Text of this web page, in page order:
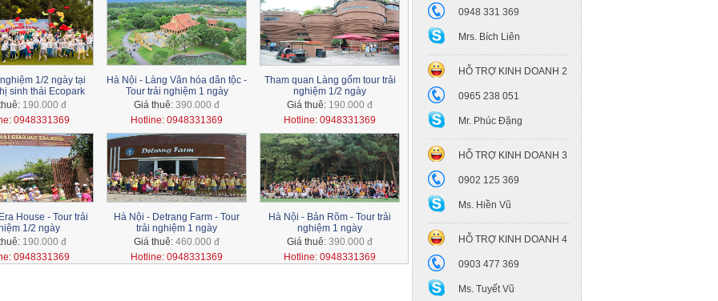
1/2 ngày tại
sinh thái Ecopark
190.000 đ
0948331369
Hà Nội - Làng Văn hóa dân tộc -
Tour trải nghiệm 1 ngày
Giá thuê: 390.000 đ
Hotline: 0948331369
Tham quan Làng gốm tour trải
nghiệm 1/2 ngày
Giá thuê: 190.000 đ
Hotline: 0948331369
House - Tour trải
1/2 ngày
190.000 đ
0948331369
Hà Nội - Detrang Farm - Tour
trải nghiệm 1 ngày
Giá thuê: 460.000 đ
Hotline: 0948331369
Hà Nội - Bản Rõm - Tour trải
nghiệm 1 ngày
Giá thuê: 390.000 đ
Hotline: 0948331369
0948 331 369
Mrs. Bích Liên
HỖ TRỢ KINH DOANH 2
0965 238 051
Mr. Phúc Đặng
HỖ TRỢ KINH DOANH 3
0902 125 369
Ms. Hiền Vũ
HỖ TRỢ KINH DOANH 4
0903 477 369
Ms. Tuyết Vũ
Xe hoa cưới Mec S450
Maybach
Xe hoa cưới - Toyota Camry